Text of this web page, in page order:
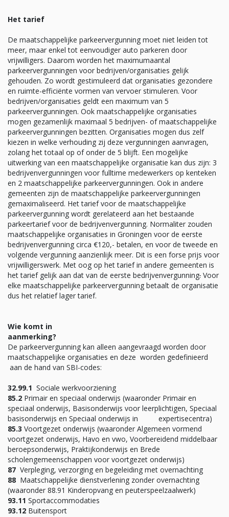
Het tarief
De maatschappelijke parkeervergunning moet niet leiden tot
meer, maar enkel tot eenvoudiger auto parkeren door
vrijwilligers. Daarom worden het maximumaantal
parkeervergunningen voor bedrijven/organisaties gelijk
gehouden. Zo wordt gestimuleerd dat organisaties gezondere
en ruimte-efficiënte vormen van vervoer stimuleren. Voor
bedrijven/organisaties geldt een maximum van 5
parkeervergunningen. Ook maatschappelijke organisaties
mogen gezamenlijk maximaal 5 bedrijven- of maatschappelijke
parkeervergunningen bezitten. Organisaties mogen dus zelf
kiezen in welke verhouding zij deze vergunningen aanvragen,
zolang het totaal op of onder de 5 blijft. Een mogelijke
uitwerking van een maatschappelijke organisatie kan dus zijn: 3
bedrijvenvergunningen voor fulltime medewerkers op kenteken
en 2 maatschappelijke parkeervergunningen. Ook in andere
gemeenten zijn de maatschappelijke parkeervergunningen
gemaximaliseerd. Het tarief voor de maatschappelijke
parkeervergunning wordt gerelateerd aan het bestaande
parkeertarief voor de bedrijvenvergunning. Normaliter zouden
maatschappelijke organisaties in Groningen voor de eerste
bedrijvenvergunning circa €120,- betalen, en voor de tweede en
volgende vergunning aanzienlijk meer. Dit is een forse prijs voor
vrijwilligerswerk. Met oog op het tarief in andere gemeenten is
het tarief gelijk aan dat van de eerste bedrijvenvergunning. Voor
elke maatschappelijke parkeervergunning betaalt de organisatie
dus het relatief lager tarief.
Wie komt in
De parkeervergunning kan alleen aangevraagd worden door
maatschappelijke organisaties en deze worden gedefinieerd
aan de hand van SBI-codes:
32.99.1 Sociale werkvoorziening
85.2 Primair en speciaal onderwijs (waaronder Primair en
speciaal onderwijs, Basisonderwijs voor leerplichtigen, Speciaal
basisonderwijs en Speciaal onderwijs in expertisecentra)
85.3 Voortgezet onderwijs (waaronder Algemeen vormend
voortgezet onderwijs, Havo en vwo, Voorbereidend middelbaar
beroepsonderwijs, Praktijkonderwijs en Brede
scholengemeenschappen voor voortgezet onderwijs)
87 Verpleging, verzorging en begeleiding met overnachting
88 Maatschappelijke dienstverlening zonder overnachting
(waaronder 88.91 Kinderopvang en peuterspeelzaalwerk)
93.11 Sportaccommodaties
93.12 Buitensport